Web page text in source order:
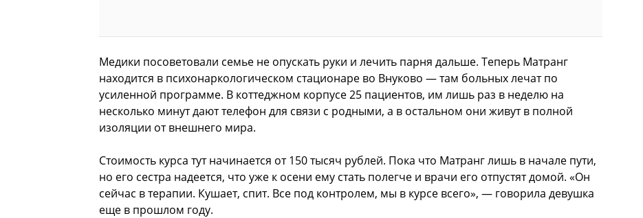
Медики посоветовали семье не опускать руки и лечить парня дальше. Теперь Матранг
находится в психонаркологическом стационаре во Внуково — там больных лечат по
усиленной программе. В коттеджном корпусе 25 пациентов, им лишь раз в неделю на
несколько минут дают телефон для связи с родными, а в остальном они живут в полной
изоляции от внешнего мира.
Стоимость курса тут начинается от 150 тысяч рублей. Пока что Матранг лишь в начале пути,
но его сестра надеется, что уже к осени ему стать полегче и врачи его отпустят домой. «Он
сейчас в терапии. Кушает, спит. Все под контролем, мы в курсе всего», — говорила девушка
еще в прошлом году.